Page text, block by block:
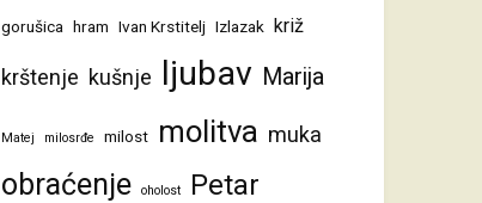
gorušica hram Ivan Krstitelj Izlazak križ
krštenje kušnje ljubav Marija
Matej milosrđe milost molitva muka
obraćenje oholost Petar